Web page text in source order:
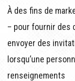
À des fins de
– pour fournir des
envoyer des
lorsqu’une
renseignements